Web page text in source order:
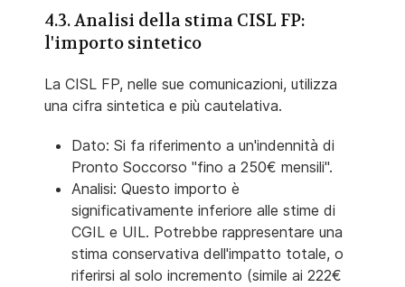
4.3. Analisi della stima CISL FP:
l'importo sintetico
La CISL FP, nelle sue comunicazioni, utilizza
una cifra sintetica e più cautelativa.
Dato: Si fa riferimento a un'indennità di
Pronto Soccorso "fino a 250€ mensili".
Analisi: Questo importo è
significativamente inferiore alle stime di
CGIL e UIL. Potrebbe rappresentare una
stima conservativa dell'impatto totale, o
riferirsi al solo incremento (simile ai 222€